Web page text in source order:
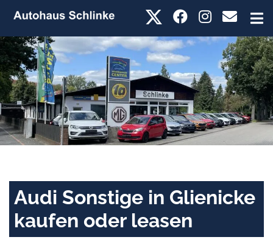
Audi Sonstige in Glienicke
kaufen oder leasen